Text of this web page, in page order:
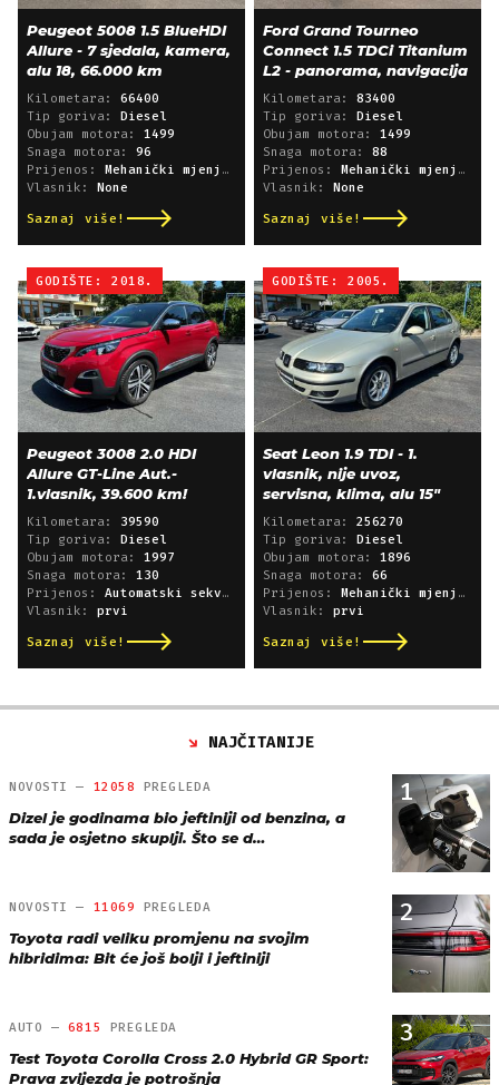
Peugeot 5008 1.5 BlueHDI
Allure - 7 sjedala, kamera,
alu 18, 66.000 km
Kilometara: 66400
Tip goriva: Diesel
Obujam motora: 1499
Snaga motora: 96
Prijenos: Mehanički mjenjač
Vlasnik: None
Saznaj više!
Ford Grand Tourneo
Connect 1.5 TDCi Titanium
L2 - panorama, navigacija
Kilometara: 83400
Tip goriva: Diesel
Obujam motora: 1499
Snaga motora: 88
Prijenos: Mehanički mjenjač
Vlasnik: None
Saznaj više!
GODIŠTE: 2018.
Peugeot 3008 2.0 HDI
Allure GT-Line Aut.-
1.vlasnik, 39.600 km!
Kilometara: 39590
Tip goriva: Diesel
Obujam motora: 1997
Snaga motora: 130
Prijenos: Automatski sekvencijski
Vlasnik: prvi
Saznaj više!
GODIŠTE: 2005.
Seat Leon 1.9 TDI - 1.
vlasnik, nije uvoz,
servisna, klima, alu 15"
Kilometara: 256270
Tip goriva: Diesel
Obujam motora: 1896
Snaga motora: 66
Prijenos: Mehanički mjenjač
Vlasnik: prvi
Saznaj više!
NAJČITANIJE
1
NOVOSTI — 12058 PREGLEDA
Dizel je godinama bio jeftiniji od benzina, a
sada je osjetno skuplji. Što se d…
2
NOVOSTI — 11069 PREGLEDA
Toyota radi veliku promjenu na svojim
hibridima: Bit će još bolji i jeftiniji
3
AUTO — 6815 PREGLEDA
Test Toyota Corolla Cross 2.0 Hybrid GR Sport:
Prava zvijezda je potrošnja